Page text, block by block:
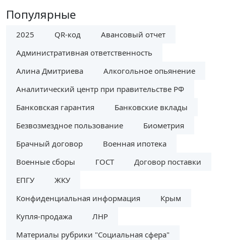
Популярные
2025 QR-код
Авансовый отчет
Административная ответственность
Алина Дмитриева
Алкогольное опьянение
Аналитический центр при правительстве РФ
Банковская гарантия
Банковские вклады
Безвозмездное пользование
Биометрия
Брачный договор
Военная ипотека
Военные сборы
ГОСТ
Договор поставки
ЕПГУ
ЖКУ
Конфиденциальная информация
Крым
Купля-продажа
ЛНР
Материалы рубрики "Социальная сфера"